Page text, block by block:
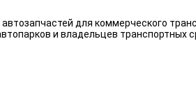
для коммерческого
и владельцев транспортных